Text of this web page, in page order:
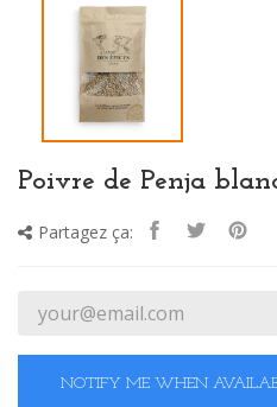
Poivre de Penja
Partagez ça:
NOTIFY ME WHEN